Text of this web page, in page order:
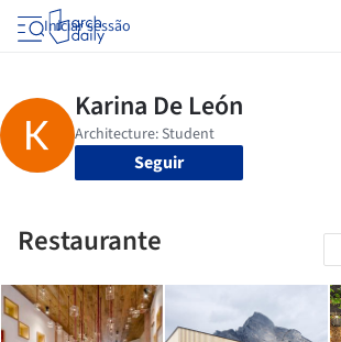
Iniciar sessão
Seguir
Restaurante